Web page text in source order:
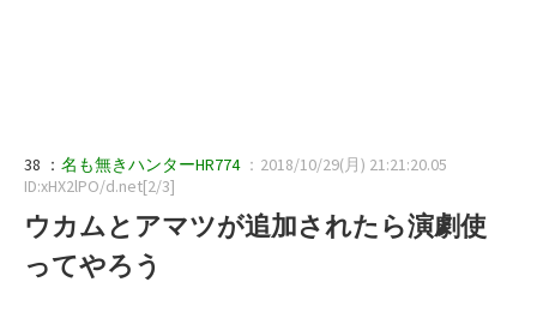
38 ： 名も無きハンターHR774 ：2018/10/29(月) 21:21:20.05
ID:xHX2lPO/d.net[2/3]
ウカムとアマツが追加されたら演劇使
ってやろう